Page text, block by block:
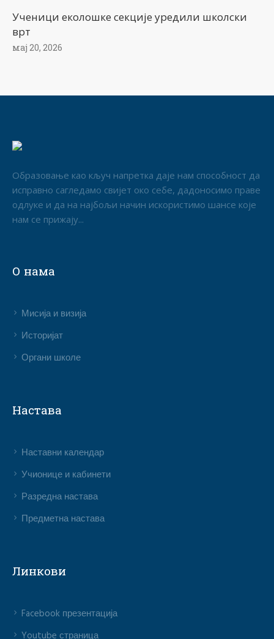
Ученици еколошке секције уредили школски
врт
мај 20, 2026
Образовање као кључ напретка даје нам способност да
исправно сагледамо свијет око себе, дадоносимо праве
одлуке и да на најбољи начин искористимо шансе које
нам се прижају...
О нама
Мисија и визија
Историјат
Органи школе
Настава
Наставни календар
Учионице и кабинети
Разредна настава
Предметна настава
Линкови
Facebook презентација
Youtube страница